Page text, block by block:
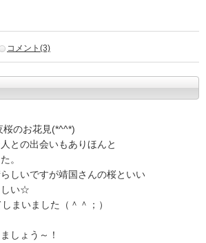
コメント(3)
のお花見(*^^*)
との出会いもありほんと
。
しいですが靖国さんの桜といい
しい☆
まいました（＾＾；）
しょう～！